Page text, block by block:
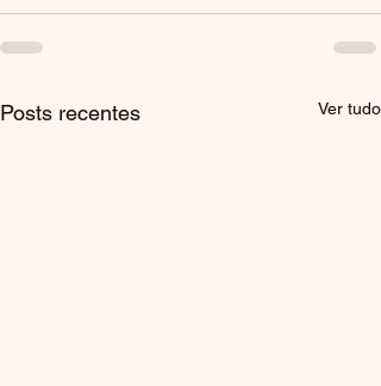
Posts recentes Ver tudo